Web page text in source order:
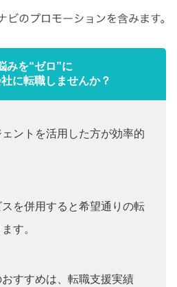
みを“ゼロ”に
に転職しませんか？
ントを活用した方が効率的
を併用すると希望通りの転
す。
すすめは、転職支援実績